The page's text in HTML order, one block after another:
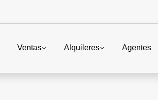
Ventas Alquileres Agentes